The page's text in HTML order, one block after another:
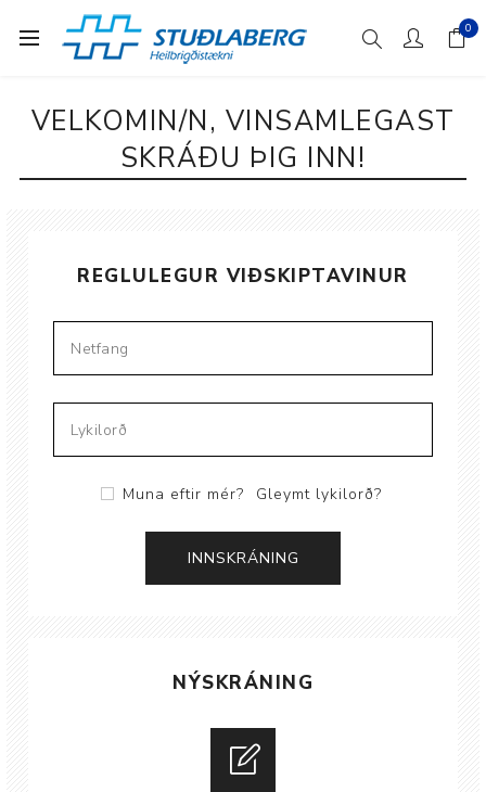
0
VELKOMIN/N, VINSAMLEGAST
SKRÁÐU ÞIG INN!
REGLULEGUR VIÐSKIPTAVINUR
Muna eftir mér? Gleymt lykilorð?
NÝSKRÁNING